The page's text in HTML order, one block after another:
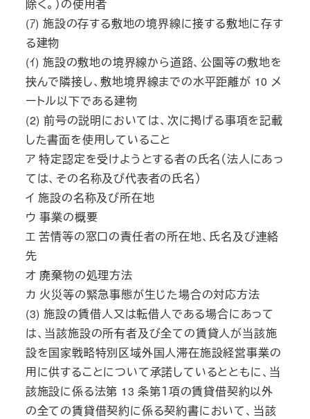
除く。）の使用者
(ｱ) 施設の存する敷地の境界線に接する敷地に存す
る建物
(ｲ) 施設の敷地の境界線から道路、公園等の敷地を
挟んで隣接し、敷地境界線までの水平距離が 10 メ
ートル以下である建物
(2) 前号の説明においては、次に掲げる事項を記載
した書面を使用していること
ア 特定認定を受けようとする者の氏名（法人にあっ
ては、その名称及び代表者の氏名）
イ 施設の名称及び所在地
ウ 事業の概要
エ 苦情等の窓口の責任者の所在地、氏名及び連絡
先
オ 廃棄物の処理方法
カ 火災等の緊急事態が生じた場合の対応方法
(3) 施設の賃借人又は転借人である場合にあって
は、当該施設の所有者及び全ての賃貸人が当該施
設を国家戦略特別区域外国人滞在施設経営事業の
用に供することについて承諾しているとともに、当
該施設に係る法第 13 条第１項の賃貸借契約以外
の全ての賃貸借契約に係る契約書において、当該